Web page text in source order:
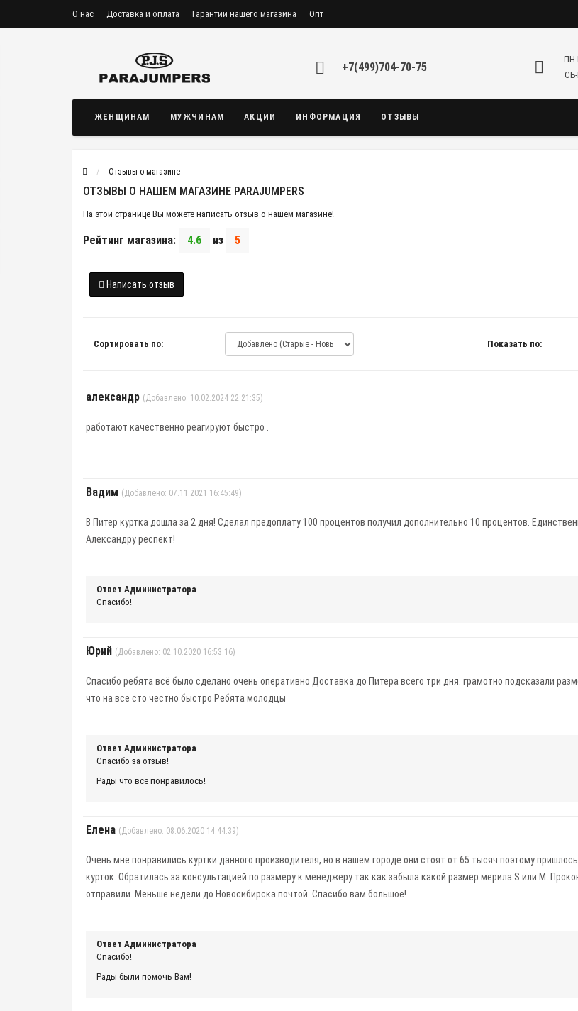
О нас Доставка и оплата Гарантии нашего магазина Опт
+7(499)704-70-75
ПН-
СБ-
ЖЕНЩИНАМ МУЖЧИНАМ АКЦИИ ИНФОРМАЦИЯ ОТЗЫВЫ
Отзывы о магазине
ОТЗЫВЫ О НАШЕМ МАГАЗИНЕ PARAJUMPERS
На этой странице Вы можете написать отзыв о нашем магазине!
Рейтинг магазина: 4.6 из 5
Написать отзыв
Сортировать по: Показать по:
александр (Добавлено: 10.02.2024 22:21:35)
работают качественно реагируют быстро .
Вадим (Добавлено: 07.11.2021 16:45:49)
В Питер куртка дошла за 2 дня! Сделал предоплату 100 процентов получил дополнительно 10 процентов.
Александру респект!
Ответ Администратора
Спасибо!
Юрий (Добавлено: 02.10.2020 16:53:16)
Спасибо ребята всё было сделано очень оперативно Доставка до Питера всего три дня. грамотно подсказали
что на все сто честно быстро Ребята молодцы
Ответ Администратора
Спасибо за отзыв!
Рады что все понравилось!
Елена (Добавлено: 08.06.2020 14:44:39)
Очень мне понравились куртки данного производителя, но в нашем городе они стоят от 65 тысяч поэтому
курток. Обратилась за консультацией по размеру к менеджеру так как забыла какой размер мерила S или М.
отправили. Меньше недели до Новосибирска почтой. Спасибо вам большое!
Ответ Администратора
Спасибо!
Рады были помочь Вам!